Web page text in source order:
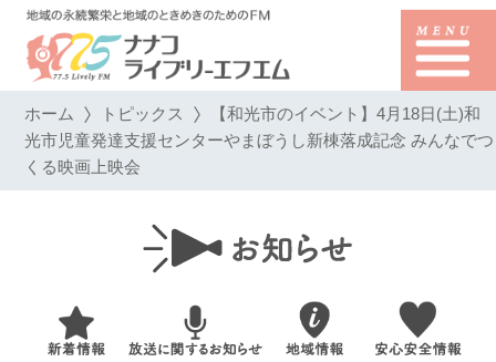
ホーム トピックス 【和光市のイベント】4月18日(土)和
光市児童発達支援センターやまぼうし新棟落成記念 みんなでつ
くる映画上映会